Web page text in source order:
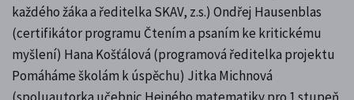
každého žáka a ředitelka SKAV, z.s.) Ondřej Hausenblas
(certifikátor programu Čtením a psaním ke kritickému
myšlení) Hana Košťálová (programová ředitelka projektu
Pomáháme školám k úspěchu) Jitka Michnová